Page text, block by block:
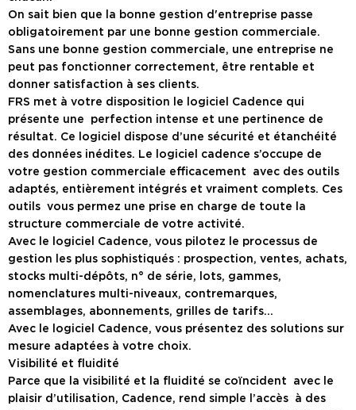
On sait bien que la bonne gestion d'entreprise passe
obligatoirement par une bonne gestion commerciale.
Sans une bonne gestion commerciale, une entreprise ne
peut pas fonctionner correctement, être rentable et
donner satisfaction à ses clients.
FRS met à votre disposition le logiciel Cadence qui
présente une perfection intense et une pertinence de
résultat. Ce logiciel dispose d’une sécurité et étanchéité
des données inédites. Le logiciel cadence s’occupe de
votre gestion commerciale efficacement avec des outils
adaptés, entièrement intégrés et vraiment complets. Ces
outils vous permez une prise en charge de toute la
structure commerciale de votre activité.
Avec le logiciel Cadence, vous pilotez le processus de
gestion les plus sophistiqués : prospection, ventes, achats,
stocks multi-dépôts, n° de série, lots, gammes,
nomenclatures multi-niveaux, contremarques,
assemblages, abonnements, grilles de tarifs…
Avec le logiciel Cadence, vous présentez des solutions sur
mesure adaptées à votre choix.
Visibilité et fluidité
Parce que la visibilité et la fluidité se coïncident avec le
plaisir d’utilisation, Cadence, rend simple l’accès à des